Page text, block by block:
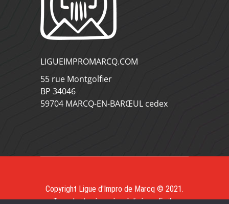
LIGUEIMPROMARCQ.COM
55 rue Montgolfier
BP 34046
59704 MARCQ-EN-BARŒUL cedex
Copyright Ligue d'Impro de Marcq © 2021.
Tous droits réservés, réalisé parEmilia